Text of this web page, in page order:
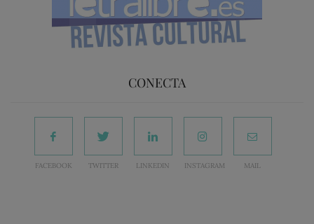
CONECTA
FACEBOOK TWITTER LINKEDIN INSTAGRAM MAIL